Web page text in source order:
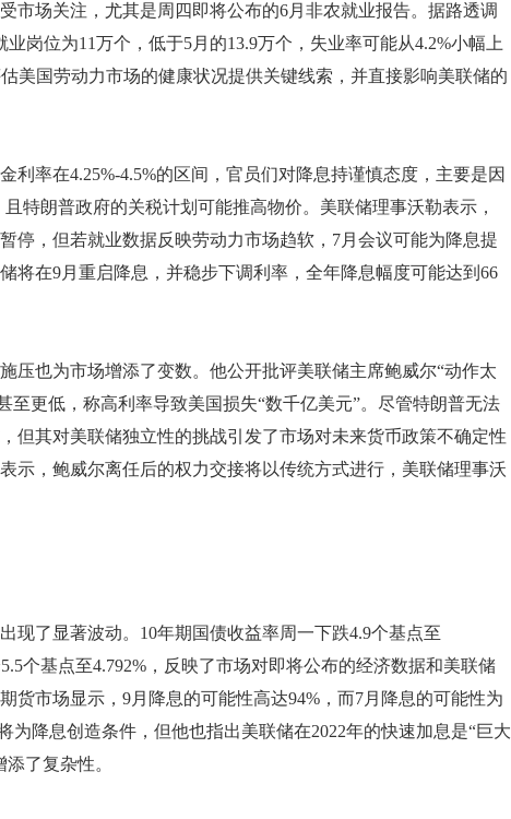
场关注，尤其是周四即将公布的6月非农就业报告。据路透调
岗位为11万个，低于5月的13.9万个，失业率可能从4.2%小幅上
美国劳动力市场的健康状况提供关键线索，并直接影响美联储的
率在4.25%-4.5%的区间，官员们对降息持谨慎态度，主要是因
特朗普政府的关税计划可能推高物价。美联储理事沃勒表示，
停，但若就业数据反映劳动力市场趋软，7月会议可能为降息提
将在9月重启降息，并稳步下调利率，全年降息幅度可能达到66
也为市场增添了变数。他公开批评美联储主席鲍威尔“动作太
至更低，称高利率导致美国损失“数千亿美元”。尽管特朗普无法
但其对美联储独立性的挑战引发了市场对未来货币政策不确定性
示，鲍威尔离任后的权力交接将以传统方式进行，美联储理事沃
了显著波动。10年期国债收益率周一下跌4.9个基点至
个基点至4.792%，反映了市场对即将公布的经济数据和美联储
货市场显示，9月降息的可能性高达94%，而7月降息的可能性为
为降息创造条件，但他也指出美联储在2022年的快速加息是“巨大
了复杂性。